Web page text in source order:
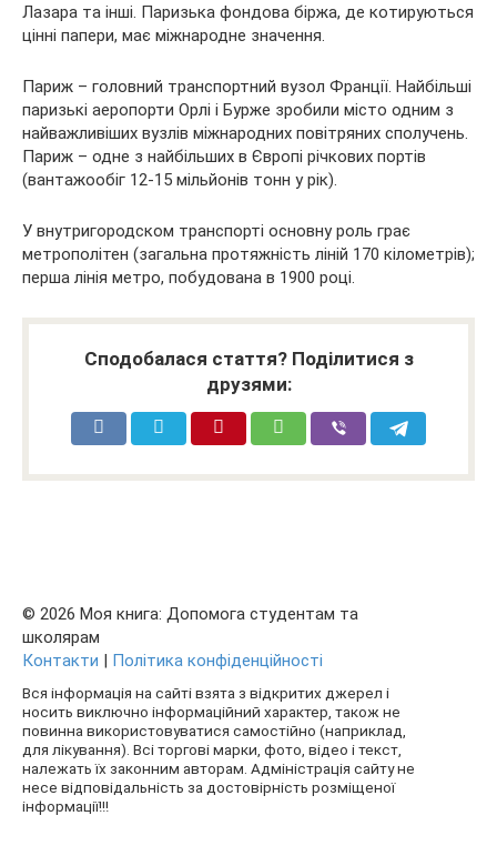
Лазара та інші. Паризька фондова біржа, де котируються
цінні папери, має міжнародне значення.
Париж – головний транспортний вузол Франції. Найбільші
паризькі аеропорти Орлі і Бурже зробили місто одним з
найважливіших вузлів міжнародних повітряних сполучень.
Париж – одне з найбільших в Європі річкових портів
(вантажообіг 12-15 мільйонів тонн у рік).
У внутригородском транспорті основну роль грає
метрополітен (загальна протяжність ліній 170 кілометрів);
перша лінія метро, побудована в 1900 році.
Сподобалася стаття? Поділитися з
друзями:
© 2026 Моя книга: Допомога студентам та
школярам
Контакти | Політика конфіденційності
Вся інформація на сайті взята з відкритих джерел і
носить виключно інформаційний характер, також не
повинна використовуватися самостійно (наприклад,
для лікування). Всі торгові марки, фото, відео і текст,
належать їх законним авторам. Адміністрація сайту не
несе відповідальність за достовірність розміщеної
інформації!!!